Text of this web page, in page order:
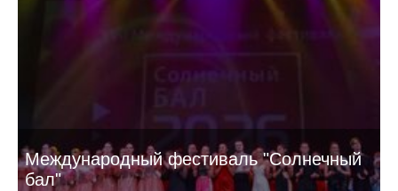
Международный фестиваль "Солнечный
бал"